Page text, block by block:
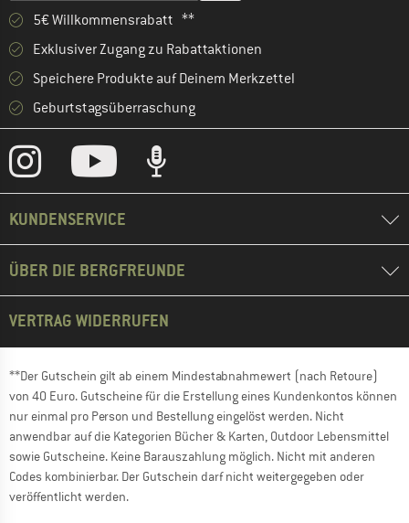
5€ Willkommensrabatt **
Exklusiver Zugang zu Rabattaktionen
Speichere Produkte auf Deinem Merkzettel
Geburtstagsüberraschung
KUNDENSERVICE
ÜBER DIE BERGFREUNDE
VERTRAG WIDERRUFEN
**Der Gutschein gilt ab einem Mindestabnahmewert (nach Retoure)
von 40 Euro. Gutscheine für die Erstellung eines Kundenkontos können
nur einmal pro Person und Bestellung eingelöst werden. Nicht
anwendbar auf die Kategorien Bücher & Karten, Outdoor Lebensmittel
sowie Gutscheine. Keine Barauszahlung möglich. Nicht mit anderen
Codes kombinierbar. Der Gutschein darf nicht weitergegeben oder
veröffentlicht werden.